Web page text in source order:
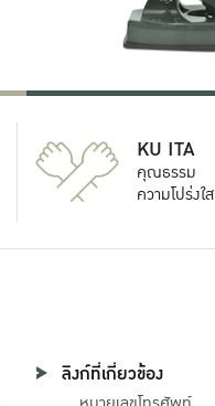
KU ITA
คุณธรรม
ความโปร่งใส
ลิงก์ที่เกี่ยวข้อง